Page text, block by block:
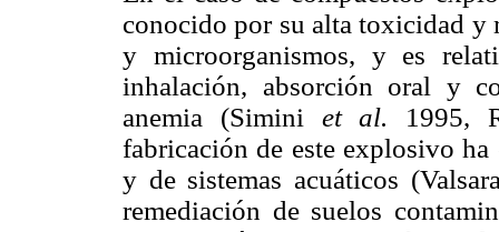
conocido por su alta toxicidad y
y microorganismos, y es
inhalación, absorción oral y
anemia (Simini et al. 1995,
fabricación de este explosivo
y de sistemas acuáticos
remediación de suelos